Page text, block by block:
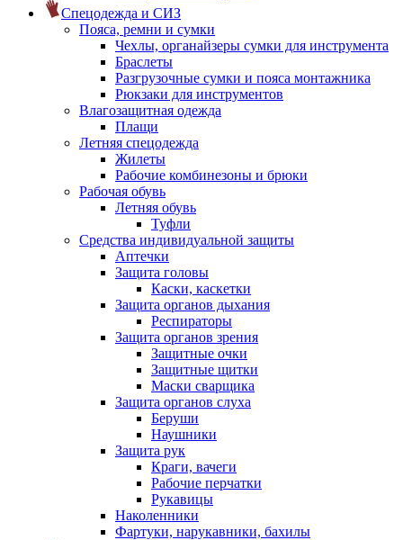
Спецодежда и СИЗ
Пояса, ремни и сумки
Чехлы, органайзеры сумки для инструмента
Браслеты
Разгрузочные сумки и пояса монтажника
Рюкзаки для инструментов
Влагозащитная одежда
Плащи
Летняя спецодежда
Жилеты
Рабочие комбинезоны и брюки
Рабочая обувь
Летняя обувь
Туфли
Средства индивидуальной защиты
Аптечки
Защита головы
Каски, каскетки
Защита органов дыхания
Респираторы
Защита органов зрения
Защитные очки
Защитные щитки
Маски сварщика
Защита органов слуха
Беруши
Наушники
Защита рук
Краги, вачеги
Рабочие перчатки
Рукавицы
Наколенники
Фартуки, нарукавники, бахилы